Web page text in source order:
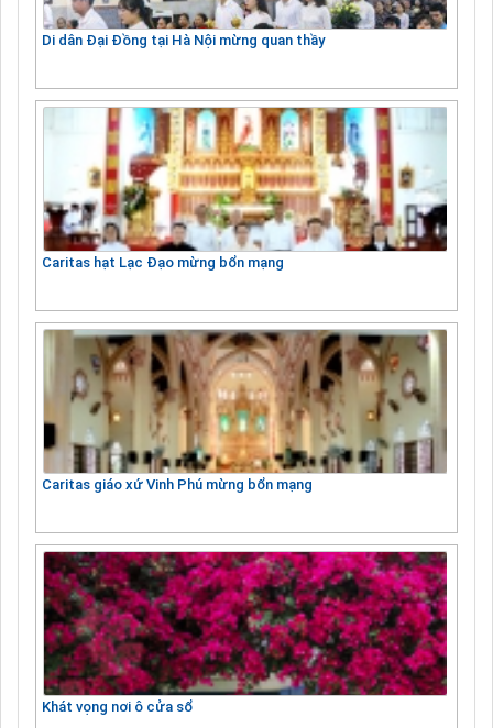
Di dân Đại Đồng tại Hà Nội mừng quan thầy
Caritas hạt Lạc Đạo mừng bổn mạng
Caritas giáo xứ Vinh Phú mừng bổn mạng
Khát vọng nơi ô cửa sổ